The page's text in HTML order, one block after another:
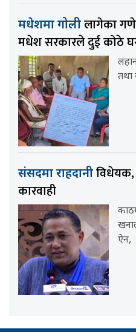
मधेशमा गोलीलागेका
मधेश सरकारले दुई कोठे
तथा
संसदमा राहदानीविधेयक,
कारवाही
ऐन,